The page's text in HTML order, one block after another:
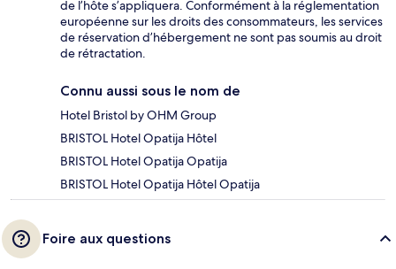
de l’hôte s’appliquera. Conformément à la réglementation
européenne sur les droits des consommateurs, les services
de réservation d’hébergement ne sont pas soumis au droit
de rétractation.
Connu aussi sous le nom de
Hotel Bristol by OHM Group
BRISTOL Hotel Opatija Hôtel
BRISTOL Hotel Opatija Opatija
BRISTOL Hotel Opatija Hôtel Opatija
Foire aux questions